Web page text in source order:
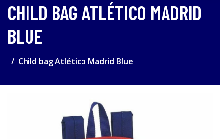
CHILD BAG ATLÉTICO MADRID
BLUE
Child bag Atlético Madrid Blue